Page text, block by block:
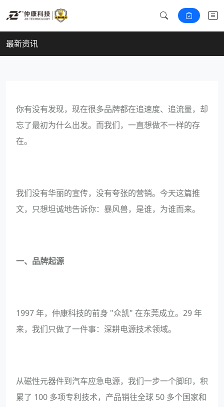
最新资讯
你有没有发现，现在很多品牌都在追速度、追流量，却
忘了最初为什么出发。而我们，一直想做不一样的存
在。
我们没有华丽的宣传，没有夸张的营销。今天这篇推
文，只想坦诚地告诉你：暴风兽，是谁，为谁而来。
一、品牌起源
1997 年，仲康科技的前身 "众凯" 在东莞成立。29 年
来，我们只做了一件事：深耕电源技术领域。
从磁性元器件到汽车应急电源，我们一步一个脚印，积
累了 100 多项专利技术，产品销往全球 50 多个国家和